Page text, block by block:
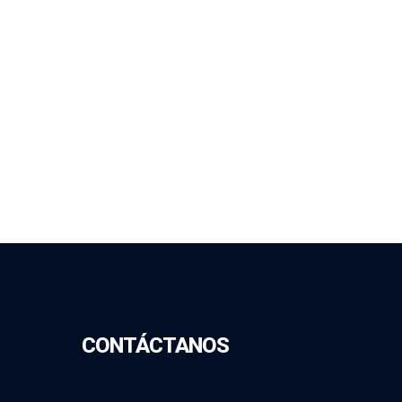
CONTÁCTANOS